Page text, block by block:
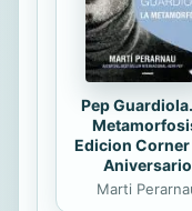
Pep
Edicion Corner
Aniversario
Marti